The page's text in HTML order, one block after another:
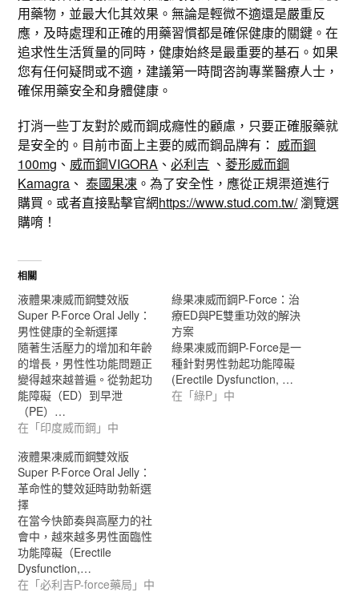
用藥物，並最大化其效果。無論是輕微不適還是嚴重反
應，及時處理和正確的用藥習慣都是確保健康的關鍵。在
追求性生活質量的同時，健康始終是最重要的基石。如果
您有任何疑問或不適，建議第一時間咨詢專業醫療人士，
確保用藥安全和身體健康。
打消一些丁友對於威而鋼成癮性的顧慮，只要正確服藥就
是安全的。目前市面上主要的威而鋼品牌有： 威而鋼
100mg 、 威而鋼VIGORA 、必利吉 、菱形威而鋼
Kamagra 、泰國果凍 。為了安全性，應從正規渠道進行
購買。或者直接點擊官網https://www.stud.com.tw/瀏覽選
購唷！
相關
液體果凍威而鋼雙效版
Super P-Force Oral Jelly：
男性健康的全新選擇
隨著生活壓力的增加和年齡
的增長，男性性功能問題正
變得越來越普遍。從勃起功
能障礙（ED）到早泄
（PE）…
在「印度威而鋼」中
綠果凍威而鋼P-Force：治
療ED與PE雙重功效的解決
方案
綠果凍威而鋼P-Force是一
種針對男性勃起功能障礙
(Erectile Dysfunction, …
在「綠P」中
液體果凍威而鋼雙效版
Super P-Force Oral Jelly：
革命性的雙效延時助勃新選
擇
在當今快節奏與高壓力的社
會中，越來越多男性面臨性
功能障礙（Erectile
Dysfunction,…
在「必利吉P-force藥局」中